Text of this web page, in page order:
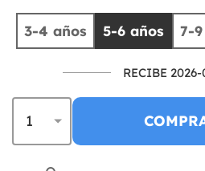
3-4 años 5-6 años 7-
RECIBE